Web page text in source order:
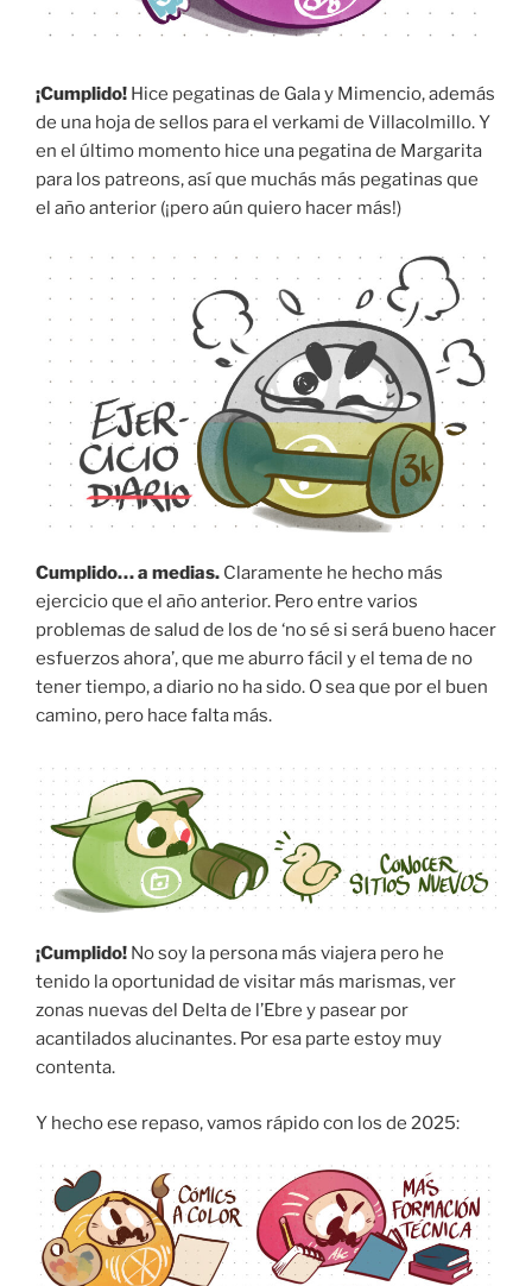
¡Cumplido! Hice pegatinas de Gala y Mimencio, además
de una hoja de sellos para el verkami de Villacolmillo. Y
en el último momento hice una pegatina de Margarita
para los patreons, así que muchás más pegatinas que
el año anterior (¡pero aún quiero hacer más!)
Cumplido… a medias. Claramente he hecho más
ejercicio que el año anterior. Pero entre varios
problemas de salud de los de ‘no sé si será bueno hacer
esfuerzos ahora’, que me aburro fácil y el tema de no
tener tiempo, a diario no ha sido. O sea que por el buen
camino, pero hace falta más.
¡Cumplido! No soy la persona más viajera pero he
tenido la oportunidad de visitar más marismas, ver
zonas nuevas del Delta de l’Ebre y pasear por
acantilados alucinantes. Por esa parte estoy muy
contenta.
Y hecho ese repaso, vamos rápido con los de 2025: